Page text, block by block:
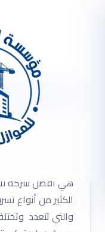
شركة
بالدمام
شركة كشف تسربات
المياه اصلاح
هي أفضل شركة
الكثير من أنواع
والتي تتعدد